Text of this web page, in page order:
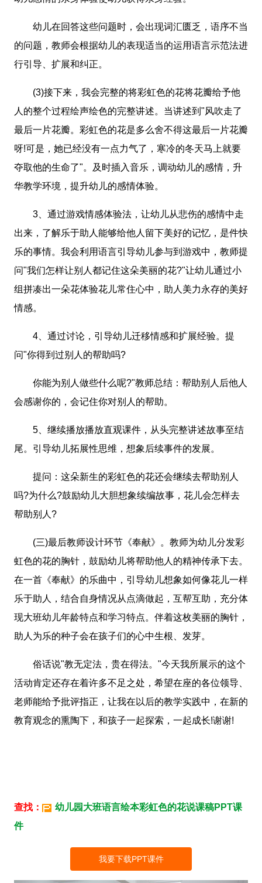
幼儿在回答这些问题时，会出现词汇匮乏，语序不当
的问题，教师会根据幼儿的表现适当的运用语言示范法进
行引导、扩展和纠正。
(3)接下来，我会完整的将彩虹色的花将花瓣给予他
人的整个过程绘声绘色的完整讲述。当讲述到"风吹走了
最后一片花瓣。彩虹色的花是多么舍不得这最后一片花瓣
呀!可是，她已经没有一点力气了，寒冷的冬天马上就要
夺取他的生命了"。及时插入音乐，调动幼儿的感情，升
华教学环境，提升幼儿的感情体验。
3、通过游戏情感体验法，让幼儿从悲伤的感情中走
出来，了解乐于助人能够给他人留下美好的记忆，是件快
乐的事情。我会利用语言引导幼儿参与到游戏中，教师提
问"我们怎样让别人都记住这朵美丽的花?"让幼儿通过小
组拼凑出一朵花体验花儿常住心中，助人美力永存的美好
情感。
4、通过讨论，引导幼儿迁移情感和扩展经验。提
问"你得到过别人的帮助吗?
你能为别人做些什么呢?"教师总结：帮助别人后他人
会感谢你的，会记住你对别人的帮助。
5、继续播放播放直观课件，从头完整讲述故事至结
尾。引导幼儿拓展性思维，想象后续事件的发展。
提问：这朵新生的彩虹色的花还会继续去帮助别人
吗?为什么?鼓励幼儿大胆想象续编故事，花儿会怎样去
帮助别人?
(三)最后教师设计环节《奉献》。教师为幼儿分发彩
虹色的花的胸针，鼓励幼儿将帮助他人的精神传承下去。
在一首《奉献》的乐曲中，引导幼儿想象如何像花儿一样
乐于助人，结合自身情况从点滴做起，互帮互助，充分体
现大班幼儿年龄特点和学习特点。伴着这枚美丽的胸针，
助人为乐的种子会在孩子们的心中生根、发芽。
俗话说"教无定法，贵在得法。"今天我所展示的这个
活动肯定还存在着许多不足之处，希望在座的各位领导、
老师能给予批评指正，让我在以后的教学实践中，在新的
教育观念的熏陶下，和孩子一起探索，一起成长!谢谢!
查找：
幼儿园大班语言绘本彩虹色的花说课稿PPT课
件
我要下载PPT课件